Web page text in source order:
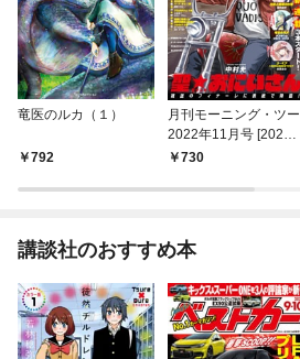
竜医のルカ（１）
792
月刊モーニング・ツー
2022年11月号 [2022
年9月26日発売]
730
講談社のおすすめ本